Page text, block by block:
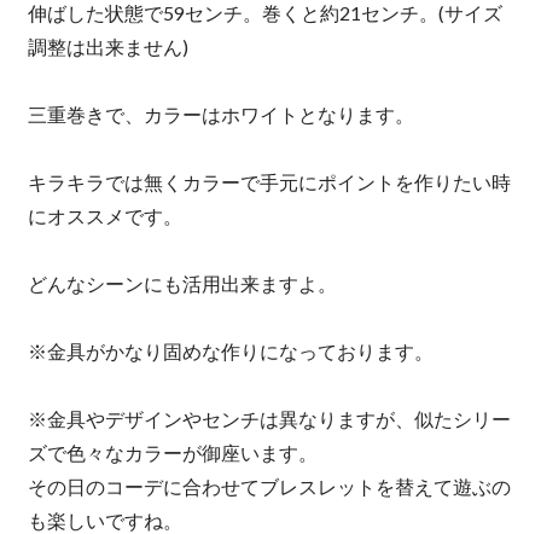
伸ばした状態で59センチ。巻くと約21センチ。(サイズ
調整は出来ません)
三重巻きで、カラーはホワイトとなります。
キラキラでは無くカラーで手元にポイントを作りたい時
にオススメです。
どんなシーンにも活用出来ますよ。
※金具がかなり固めな作りになっております。
※金具やデザインやセンチは異なりますが、似たシリー
ズで色々なカラーが御座います。
その日のコーデに合わせてブレスレットを替えて遊ぶの
も楽しいですね。